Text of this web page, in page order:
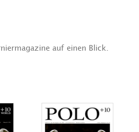
auf einen Blick.